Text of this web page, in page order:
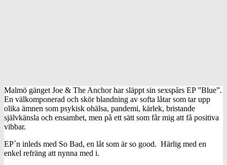
Malmö gänget Joe & The Anchor har släppt sin sexspårs EP ”Blue”.
En välkomponerad och skör blandning av softa låtar som tar upp
olika ämnen som psykisk ohälsa, pandemi, kärlek, bristande
självkänsla och ensamhet, men på ett sätt som får mig att få positiva
vibbar.
EP´n inleds med So Bad, en låt som är so good. Härlig med en
enkel refräng att nynna med i.